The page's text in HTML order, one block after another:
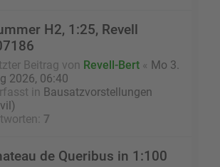
H2, 1:25, Revell
Beitrag von Revell-Bert « Mo 3.
2026, 06:40
in Bausatzvorstellungen
7
de Queribus in 1:100